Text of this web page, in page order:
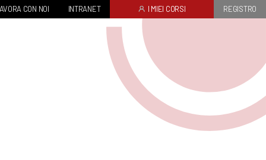
CON NOI INTRANET I MIEI CORSI REGISTRO